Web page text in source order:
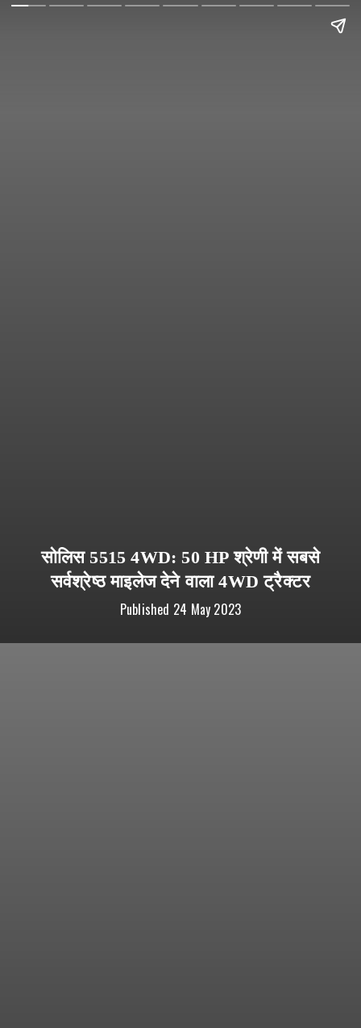
सोलिस 5515 4WD: 50 HP श्रेणी में सबसे
सर्वश्रेष्ठ माइलेज देने वाला 4WD ट्रैक्टर
Published 24 May 2023